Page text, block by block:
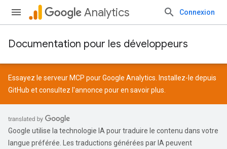
Analytics Connexion
Documentation pour les développeurs
Essayez le serveur MCP pour Google Analytics. Installez-le depuis
GitHub et consultez l'annonce pour en savoir plus.
Google utilise la technologie IA pour traduire le contenu dans votre
langue préférée. Les traductions générées par IA peuvent